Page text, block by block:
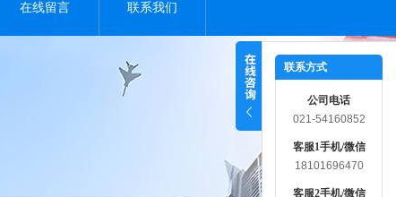
在线留言 联系我们
联系方式
公司电话
021-54160852
客服1手机/微信
18101696470
客服2手机/微信